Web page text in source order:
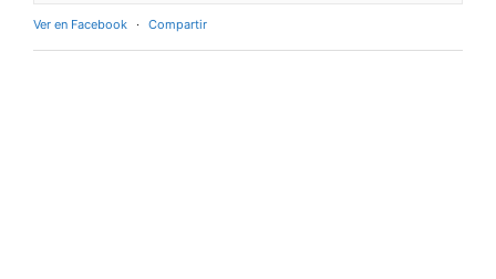
Ver en Facebook · Compartir